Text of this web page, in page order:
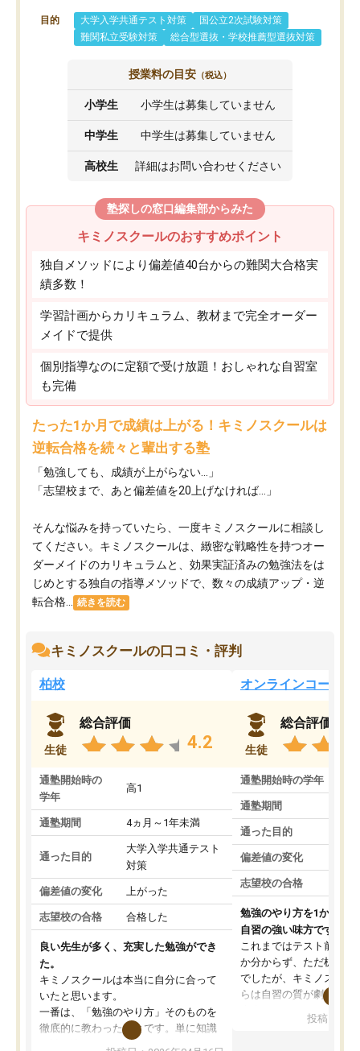
目的 大学入学共通テスト対策
国公立2次試験対策
難関私立受験対策
総合型選抜・学校推薦型選抜対策
授業料の目安 （税込）
小学生 小学生は募集していません
中学生 中学生は募集していません
高校生 詳細はお問い合わせください
塾探しの窓口編集部からみた
キミノスクールのおすすめポイント
独自メソッドにより偏差値40台からの難関大合格実
績多数！
学習計画からカリキュラム、教材まで完全オーダー
メイドで提供
個別指導なのに定額で受け放題！おしゃれな自習室
も完備
たった1か月で成績は上がる！キミノスクールは
逆転合格を続々と輩出する塾
「勉強しても、成績が上がらない…」
「志望校まで、あと偏差値を20上げなければ…」
そんな悩みを持っていたら、一度キミノスクールに相談し
てください。キミノスクールは、緻密な戦略性を持つオー
ダーメイドのカリキュラムと、効果実証済みの勉強法をは
じめとする独自の指導メソッドで、数々の成績アップ・逆
転合格...
続きを読む
キミノスクールの口コミ・評判
柏校
生徒
総合評価
4.2
通塾開始時の
学年
高1
通塾期間 4ヵ月～1年未満
通った目的
大学入学共通テスト
対策
偏差値の変化 上がった
志望校の合格 合格した
良い先生が多く、充実した勉強ができ
た。
キミノスクールは本当に自分に合って
いたと思います。
一番は、「勉強のやり方」そのものを
徹底的に教わったことです。単に知識
を詰め込むのではなく、自学自習の習
オンラインコース
生徒
総合評価
通塾開始時の学年
通塾期間
通った目的
偏差値の変化
志望校の合格
勉強のやり方を1から教
自習の強い味方です。
これまではテスト前に何
か分からず、ただ机に座
でしたが、キミノスクー
らは自習の質が劇的に変
を明確にしてくれるの
投稿日：